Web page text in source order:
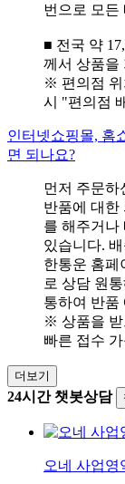
번으로 모든
■ 전국 약
께서 상품을
※ 편의점 위
시 "편의점
인터넷쇼핑몰, 홈
면 되나요?
먼저 주문하
반품에 대한
를 해주거나
있습니다.
한통운 홈페
로 상담 원
통하여 반품
※ 상품을 받
빠른 접수
더보기
24시간 챗봇상담
오네 사업영